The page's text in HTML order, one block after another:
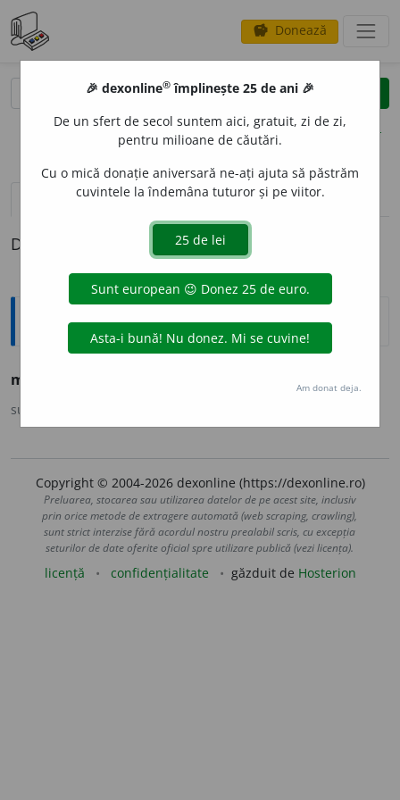
savings Donează
clear
opțiuni
definiții (1) pronunțievolume_up (5)
Definiția cu ID-ul 1161526:
Ortografice DOOM
maleabil
sursa:
Copyright © 2004-2026 dexonline (https://dexonline.ro)
Preluarea, stocarea sau utilizarea datelor de pe acest site, inclusiv
prin orice metode de extragere automată (web scraping, crawling),
sunt strict interzise fără acordul nostru prealabil scris, cu excepția
seturilor de date oferite oficial spre utilizare publică (vezi licența).
licență confidențialitate găzduit de Hosterion
🎉 dexonline® împlinește 25 de ani 🎉
De un sfert de secol suntem aici, gratuit, zi de zi,
pentru milioane de căutări.
Cu o mică donație aniversară ne-ați ajuta să păstrăm
cuvintele la îndemâna tuturor și pe viitor.
Am donat deja.